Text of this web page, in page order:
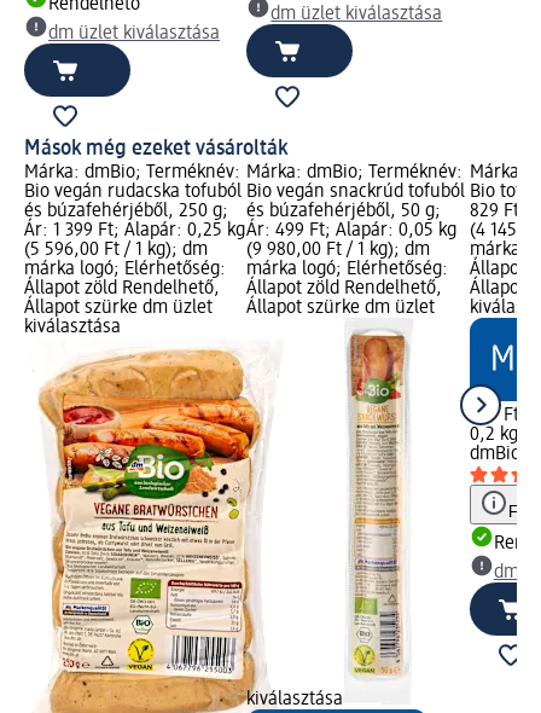
Rendelhető
dm üzlet kiválasztása
dm üzlet kiválasztása
Mások még ezeket vásárolták
Márka: dmBio; Terméknév:
Bio vegán rudacska tofuból
és búzafehérjéből, 250 g;
Ár: 1 399 Ft; Alapár: 0,25 kg
(5 596,00 Ft / 1 kg); dm
márka logó; Elérhetőség:
Állapot zöld Rendelhető,
Állapot szürke dm üzlet
kiválasztása
Márka: dmBio; Terméknév:
Bio vegán snackrúd tofuból
és búzafehérjéből, 50 g;
Ár: 499 Ft; Alapár: 0,05 kg
(9 980,00 Ft / 1 kg); dm
márka logó; Elérhetőség:
Állapot zöld Rendelhető,
Állapot szürke dm üzlet
kiválasztása
Márka:
Bio
829 Ft;
(4
márka
Állapot
Állapot
829 Ft
0,2 kg
dmBio
dm